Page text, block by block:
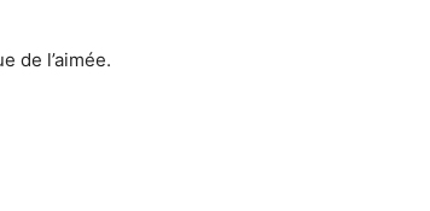
de l’aimée.